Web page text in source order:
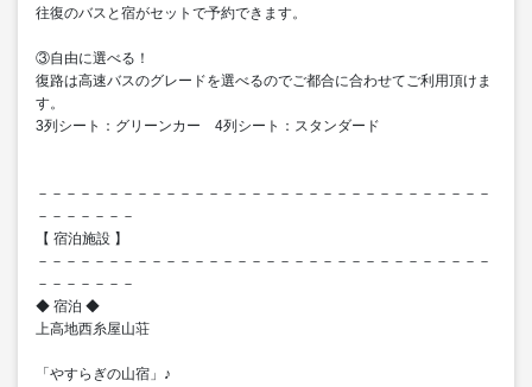
往復のバスと宿がセットで予約できます。
③自由に選べる！
復路は高速バスのグレードを選べるのでご都合に合わせてご利用頂けま
す。
3列シート：グリーンカー 4列シート：スタンダード
－－－－－－－－－－－－－－－－－－－－－－－－－－－－－－－－
－－－－－－－
【 宿泊施設 】
－－－－－－－－－－－－－－－－－－－－－－－－－－－－－－－－
－－－－－－－
◆ 宿泊 ◆
上高地西糸屋山荘
「やすらぎの山宿」♪